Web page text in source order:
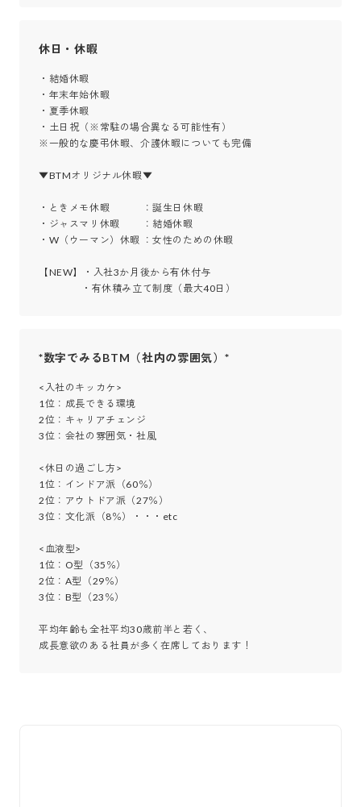
休日・休暇
・結婚休暇
・年末年始休暇
・夏季休暇
・土日祝（※常駐の場合異なる可能性有）
※一般的な慶弔休暇、介護休暇についても完備
▼BTMオリジナル休暇▼
・ときメモ休暇　 　　：誕生日休暇
・ジャスマリ休暇　　 ：結婚休暇
・W（ウーマン）休暇 ：女性のための休暇
【NEW】・入社3か月後から有休付与
・有休積み立て制度（最大40日）
*数字でみるBTM（社内の雰囲気）*
<入社のキッカケ>
1位：成長できる環境
2位：キャリアチェンジ
3位：会社の雰囲気・社風
<休日の過ごし方>
1位：インドア派（60％）
2位：アウトドア派（27％）
3位：文化派（8％）・・・etc
<血液型>
1位：O型（35％）
2位：A型（29％）
3位：B型（23％）
平均年齢も全社平均30歳前半と若く、
成長意欲のある社員が多く在席しております！